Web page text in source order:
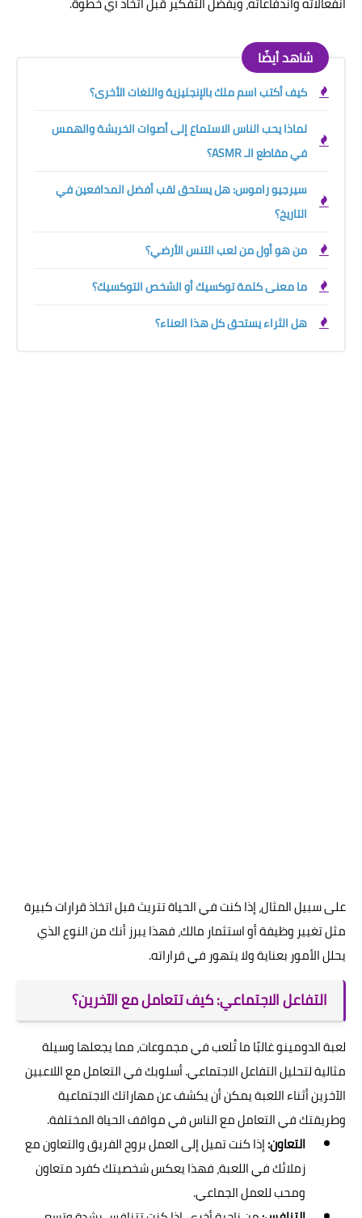
شاهد أيضًا
كيف أكتب اسم ملك بالإنجليزية واللغات الأخرى؟
لماذا يحب الناس الاستماع إلى أصوات الخربشة والهمس
في مقاطع الـ ASMR؟
سيرجيو راموس: هل يستحق لقب أفضل المدافعين في
التاريخ؟
من هو أول من لعب التنس الأرضي؟
ما معنى كلمة توكسيك أو الشخص التوكسيك؟
هل الثراء يستحق كل هذا العناء؟
على سبيل المثال، إذا كنت في الحياة تتريث قبل اتخاذ قرارات كبيرة
مثل تغيير وظيفة أو استثمار مالك، فهذا يبرز أنك من النوع الذي
يحلل الأمور بعناية ولا يتهور في قراراته.
التفاعل الاجتماعي: كيف تتعامل مع الآخرين؟
لعبة الدومينو غالبًا ما تُلعب في مجموعات، مما يجعلها وسيلة
مثالية لتحليل التفاعل الاجتماعي. أسلوبك في التعامل مع اللاعبين
الآخرين أثناء اللعبة يمكن أن يكشف عن مهاراتك الاجتماعية
وطريقتك في التعامل مع الناس في مواقف الحياة المختلفة.
التعاون:إذا كنت تميل إلى العمل بروح الفريق والتعاون مع
زملائك في اللعبة، فهذا يعكس شخصيتك كفرد متعاون
ومحب للعمل الجماعي.